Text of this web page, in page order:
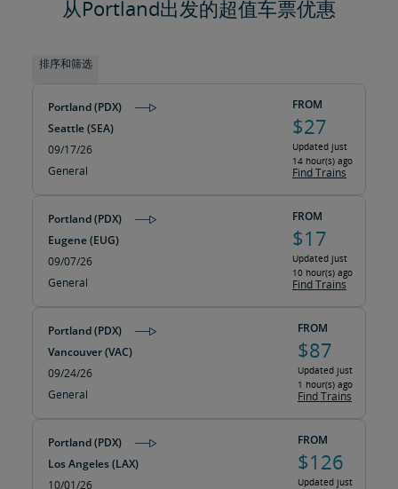
从Portland出发的超值车票优惠
排序和筛选
Portland (PDX)
Seattle (SEA)
09/17/26
General
FROM
$27
Updated just
14 hour(s) ago
Find Trains
Portland (PDX)
Eugene (EUG)
09/07/26
General
FROM
$17
Updated just
10 hour(s) ago
Find Trains
Portland (PDX)
Vancouver (VAC)
09/24/26
General
FROM
$87
Updated just
1 hour(s) ago
Find Trains
Portland (PDX)
Los Angeles (LAX)
10/01/26
FROM
$126
Updated just